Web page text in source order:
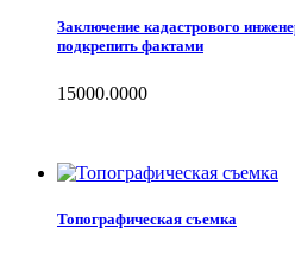
Заключение кадастрового
подкрепить фактами
15000.0000
Топографическая съемка